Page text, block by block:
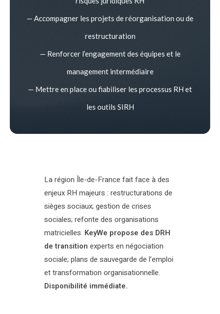
— Accompagner les projets de réorganisation ou de
restructuration
— Renforcer l’engagement des équipes et le
management intermédiaire
— Mettre en place ou fiabiliser les processus RH et
les outils SIRH
La région Île-de-France fait face à des
enjeux RH majeurs : restructurations de
sièges sociaux; gestion de crises
sociales; refonte des organisations
matricielles. KeyWe propose des DRH
de transition experts en négociation
sociale; plans de sauvegarde de l’emploi
et transformation organisationnelle.
Disponibilité immédiate.